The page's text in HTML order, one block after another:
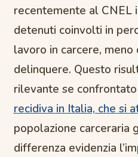
recentemente al CNEL
detenuti coinvolti in
lavoro in carcere,
delinquere. Questo
rilevante se
recidiva in Italia, che si
popolazione carceraria
differenza evidenzia